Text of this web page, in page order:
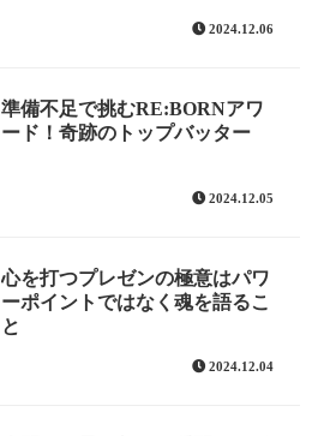
2024.12.06
準備不足で挑むRE:BORNアワ
ード！奇跡のトップバッター
2024.12.05
心を打つプレゼンの極意はパワ
ーポイントではなく魂を語るこ
と
2024.12.04